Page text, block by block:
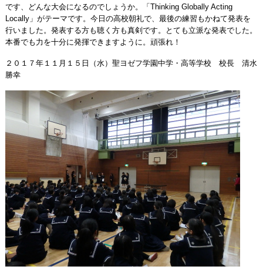
です、どんな大会になるのでしょうか。「Thinking Globally Acting
Locally」がテーマです。今日の高校朝礼で、最後の練習もかねて発表を
行いました。発表する方も聴く方も真剣です。とても立派な発表でした。
本番でも力を十分に発揮できますように。頑張れ！
２０１７年１１月１５日（水）聖ヨゼフ学園中学・高等学校 校長 清水
勝幸